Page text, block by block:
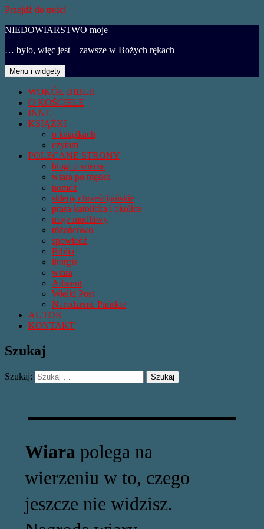
Przejdź do treści
NIEDOWIARSTWO moje
… było, więc jest – zawsze w Bożych rękach
Menu i widgety
WOKÓŁ BIBLII
O KOŚCIELE
INNE
KSIĄŻKI
o książkach
czytam
POLECANE STRONY
blogi o wierze
wiara po męsku
pomóż
sklepy chrześcijańskie
prasa katolicka i okolice
moje modlitwy
różańcowo
spowiedź
Biblia
liturgia
wiara
Adwent
Wielki Post
Narodzenie Pańskie
AUTOR
KONTAKT
Szukaj
Szukaj:
Wiara polega na
wierzeniu w to, czego
jeszcze nie widzisz.